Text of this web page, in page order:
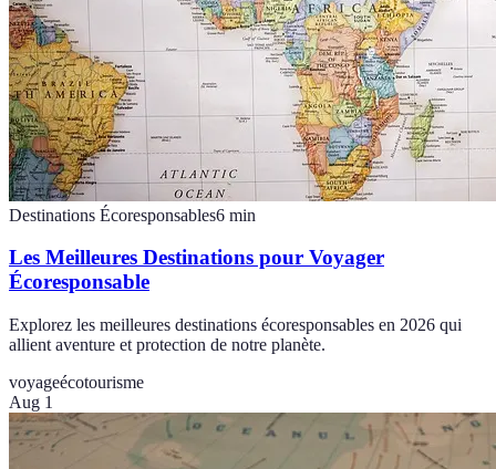
Destinations Écoresponsables6 min
Les Meilleures Destinations pour Voyager
Écoresponsable
Explorez les meilleures destinations écoresponsables en 2026 qui
allient aventure et protection de notre planète.
voyageécotourisme
Aug 1